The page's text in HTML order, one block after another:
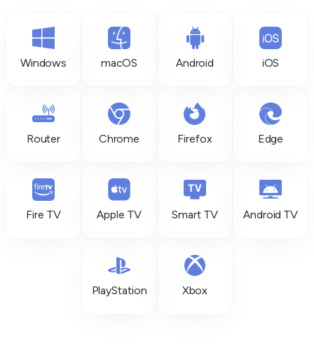
Windows macOS Android iOS
Router Chrome Firefox Edge
Fire TV Apple TV Smart TV Android TV
PlayStation Xbox